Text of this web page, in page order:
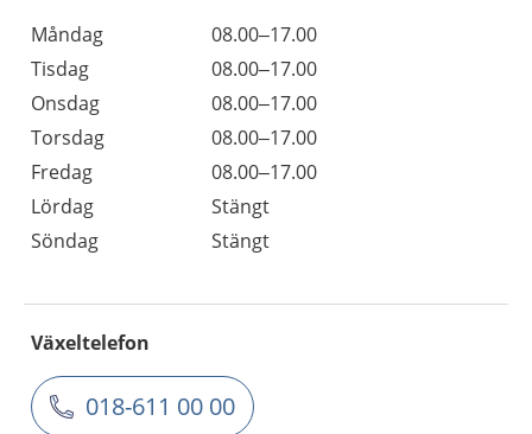
Måndag
08.00–17.00
Tisdag
08.00–17.00
Onsdag
08.00–17.00
Torsdag
08.00–17.00
Fredag
08.00–17.00
Lördag
Stängt
Söndag
Stängt
Växeltelefon
018-611 00 00